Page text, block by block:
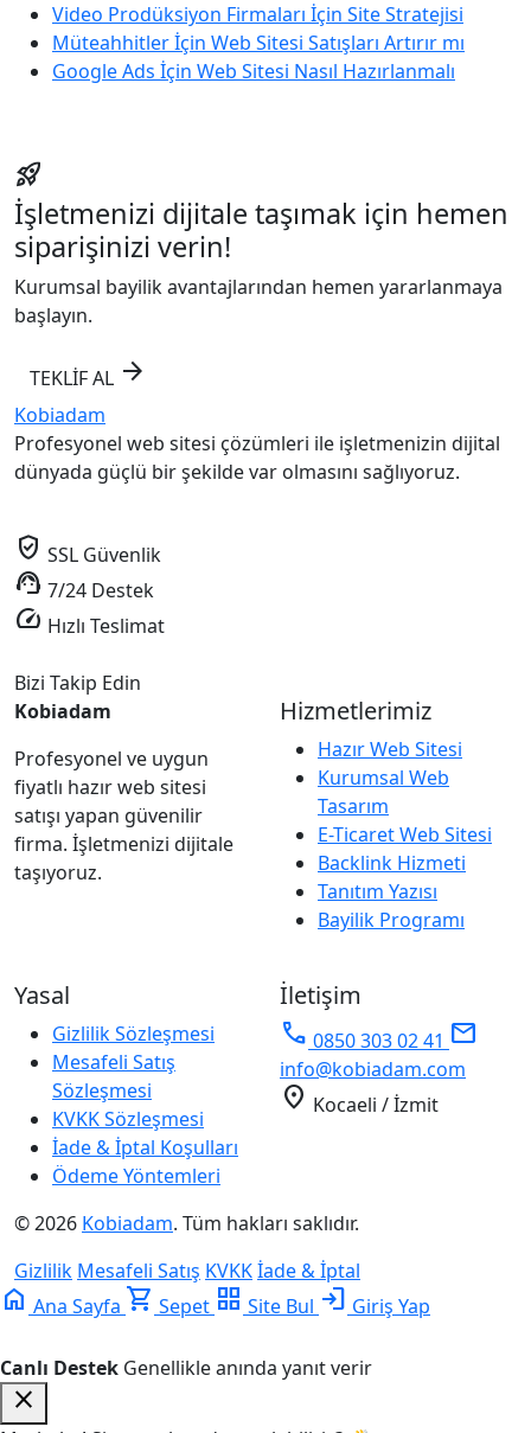
Video Prodüksiyon Firmaları İçin Site Stratejisi
Müteahhitler İçin Web Sitesi Satışları Artırır mı
Google Ads İçin Web Sitesi Nasıl Hazırlanmalı
rocket_launch
İşletmenizi dijitale taşımak için hemen
siparişinizi verin!
Kurumsal bayilik avantajlarından hemen yararlanmaya
başlayın.
TEKLİF AL arrow_forward
Kobiadam
Profesyonel web sitesi çözümleri ile işletmenizin dijital
dünyada güçlü bir şekilde var olmasını sağlıyoruz.
verified_user SSL Güvenlik
support_agent 7/24 Destek
speed Hızlı Teslimat
Bizi Takip Edin
Kobiadam
Profesyonel ve uygun
fiyatlı hazır web sitesi
satışı yapan güvenilir
firma. İşletmenizi dijitale
taşıyoruz.
Hizmetlerimiz
Hazır Web Sitesi
Kurumsal Web
Tasarım
E-Ticaret Web Sitesi
Backlink Hizmeti
Tanıtım Yazısı
Bayilik Programı
Yasal
Gizlilik Sözleşmesi
Mesafeli Satış
Sözleşmesi
KVKK Sözleşmesi
İade & İptal Koşulları
Ödeme Yöntemleri
İletişim
phone 0850 303 02 41 mail
info@kobiadam.com
location_on Kocaeli / İzmit
© 2026 Kobiadam. Tüm hakları saklıdır.
Gizlilik Mesafeli Satış KVKKİade & İptal
home Ana Sayfa shopping_cart Sepet grid_view Site Bul login Giriş Yap
Canlı Destek Genellikle anında yanıt verir
close